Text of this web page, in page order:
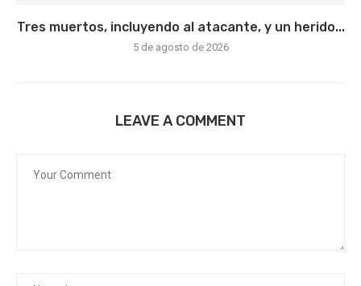
Tres muertos, incluyendo al atacante, y un herido...
5 de agosto de 2026
LEAVE A COMMENT